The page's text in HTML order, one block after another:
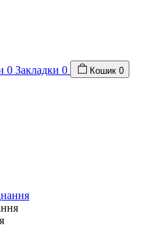
0 Закладки 0 Кошик 0